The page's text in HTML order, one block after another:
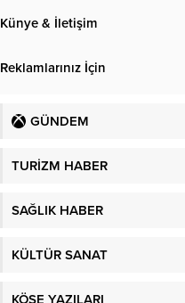
Künye & İletişim
Reklamlarınız İçin
GÜNDEM
TURİZM HABER
SAĞLIK HABER
KÜLTÜR SANAT
KÖŞE YAZILARI